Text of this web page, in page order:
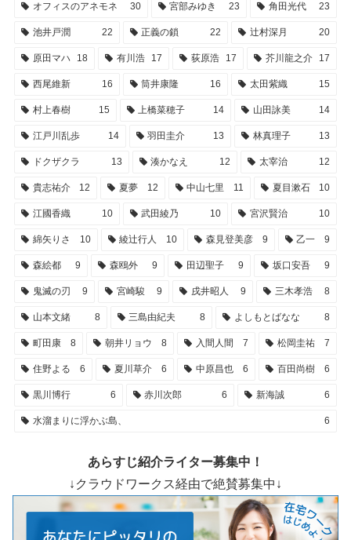
オフィスのアネモネ 30 宮部みゆき 23 角田光代 23
池井戸潤 22 正義の鎖 22 辻村深月 20
原田マハ 18 有川浩 17 荻原浩 17 芥川龍之介 17
西尾維新 16 筒井康隆 16 太田紫織 15
村上春樹 15 上橋菜穂子 14 山田詠美 14
江戸川乱歩 14 羽田圭介 13 林真理子 13
ドクザクラ 13 湊かなえ 12 太宰治 12
貴志祐介 12 夏夢 12 中山七里 11 夏目漱石 10
江國香織 10 武田綾乃 10 宮沢賢治 10
綿矢りさ 10 綾辻行人 10 森見登美彦 9 乙一 9
森絵都 9 森鴎外 9 田辺聖子 9 坂口安吾 9
鬼滅の刃 9 宮崎駿 9 戌井昭人 9 三木孝浩 8
山本文緒 8 三島由紀夫 8 よしもとばなな 8
町田康 8 朝井リョウ 8 入間人間 7 松岡圭祐 7
住野よる 6 夏川草介 6 中原昌也 6 百田尚樹 6
黒川博行 6 赤川次郎 6 新海誠 6
水溜まりに浮かぶ島、 6
あらすじ紹介ライター募集中！
↓クラウドワークス経由で絶賛募集中↓